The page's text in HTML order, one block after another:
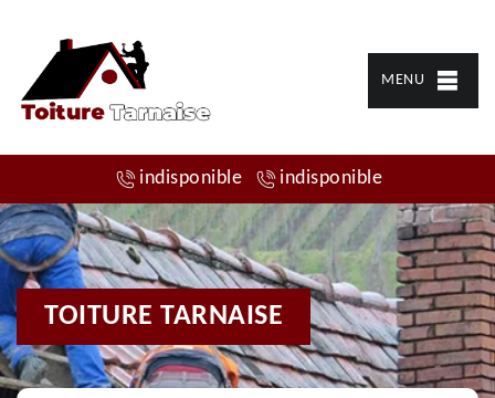
MENU
indisponible indisponible
TOITURE TARNAISE